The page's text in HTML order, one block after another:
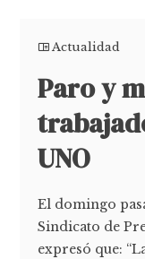
Actualidad
Paro y
UNO
El domingo
Sindicato de
expresó que: